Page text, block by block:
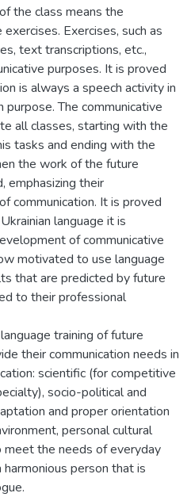
the class means the
Exercises, such as
text transcriptions, etc.,
purposes. It is proved
is always a speech activity in
The communicative
all classes, starting with the
tasks and ending with the
the work of the future
emphasizing their
communication. It is proved
language it is
of communicative
motivated to use language
that are predicted by future
to their professional
training of future
their communication needs in
scientific (for competitive
socio-political and
and proper orientation
personal cultural
the needs of everyday
person that is